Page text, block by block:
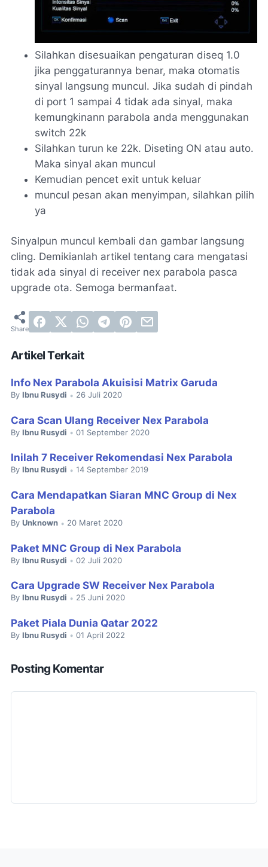
Silahkan disesuaikan pengaturan diseq 1.0
jika penggaturannya benar, maka otomatis
sinyal langsung muncul. Jika sudah di pindah
di port 1 sampai 4 tidak ada sinyal, maka
kemungkinann parabola anda menggunakan
switch 22k
Silahkan turun ke 22k. Diseting ON atau auto.
Maka sinyal akan muncul
Kemudian pencet exit untuk keluar
muncul pesan akan menyimpan, silahkan pilih
ya
Sinyalpun muncul kembali dan gambar langsung
cling. Demikianlah artikel tentang cara mengatasi
tidak ada sinyal di receiver nex parabola pasca
upgrade ota. Semoga bermanfaat.
Artikel Terkait
Info Nex Parabola Akuisisi Matrix Garuda
By Ibnu Rusydi • 26 Juli 2020
Cara Scan Ulang Receiver Nex Parabola
By Ibnu Rusydi • 01 September 2020
Inilah 7 Receiver Rekomendasi Nex Parabola
By Ibnu Rusydi • 14 September 2019
Cara Mendapatkan Siaran MNC Group di Nex
Parabola
By Unknown • 20 Maret 2020
Paket MNC Group di Nex Parabola
By Ibnu Rusydi • 02 Juli 2020
Cara Upgrade SW Receiver Nex Parabola
By Ibnu Rusydi • 25 Juni 2020
Paket Piala Dunia Qatar 2022
By Ibnu Rusydi • 01 April 2022
Posting Komentar